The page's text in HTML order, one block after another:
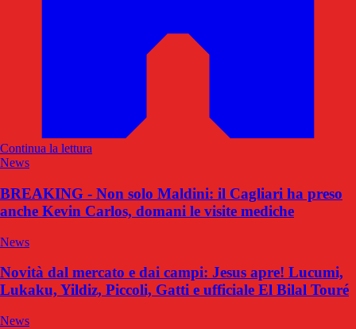
Continua la lettura
News
BREAKING - Non solo Maldini: il Cagliari ha preso
anche Kevin Carlos, domani le visite mediche
News
Novità dal mercato e dai campi: Jesus apre! Lucumi,
Lukaku, Yildiz, Piccoli, Gatti e ufficiale El Bilal Touré
News